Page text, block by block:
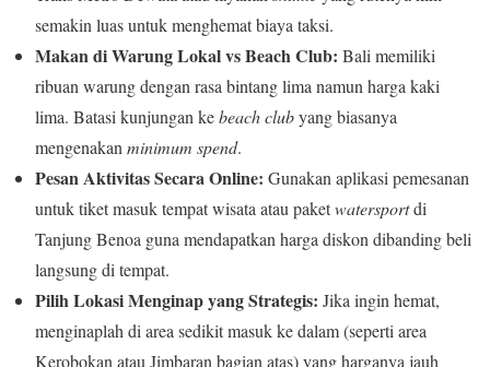
semakin luas untuk menghemat biaya taksi.
Makan di Warung Lokal vs Beach Club: Bali memiliki
ribuan warung dengan rasa bintang lima namun harga kaki
lima. Batasi kunjungan kebeach clubyang biasanya
mengenakan minimum spend.
Pesan Aktivitas Secara Online: Gunakan aplikasi pemesanan
untuk tiket masuk tempat wisata atau paketwatersportdi
Tanjung Benoa guna mendapatkan harga diskon dibanding beli
langsung di tempat.
Pilih Lokasi Menginap yang Strategis: Jika ingin hemat,
menginaplah di area sedikit masuk ke dalam (seperti area
Kerobokan atau Jimbaran bagian atas) yang harganya jauh